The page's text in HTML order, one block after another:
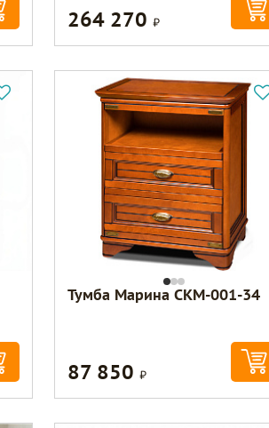
264 270 Р
Тумба Марина СКМ-001-34
87 850 Р